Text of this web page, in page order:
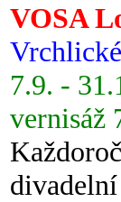
VOSA
7.9. -
vernisáž
divadelní